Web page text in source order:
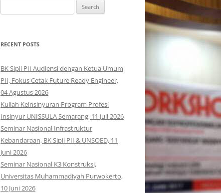
for:
RECENT POSTS
BK Sipil PII Audiensi dengan Ketua Umum
PII, Fokus Cetak Future Ready Engineer,
04 Agustus 2026
Kuliah Keinsinyuran Program Profesi
Insinyur UNISSULA Semarang, 11 Juli 2026
Seminar Nasional Infrastruktur
Kebandaraan, BK Sipil PII & UNSOED, 11
Juni 2026
Seminar Nasional K3 Konstruksi,
Universitas Muhammadiyah Purwokerto,
10 Juni 2026